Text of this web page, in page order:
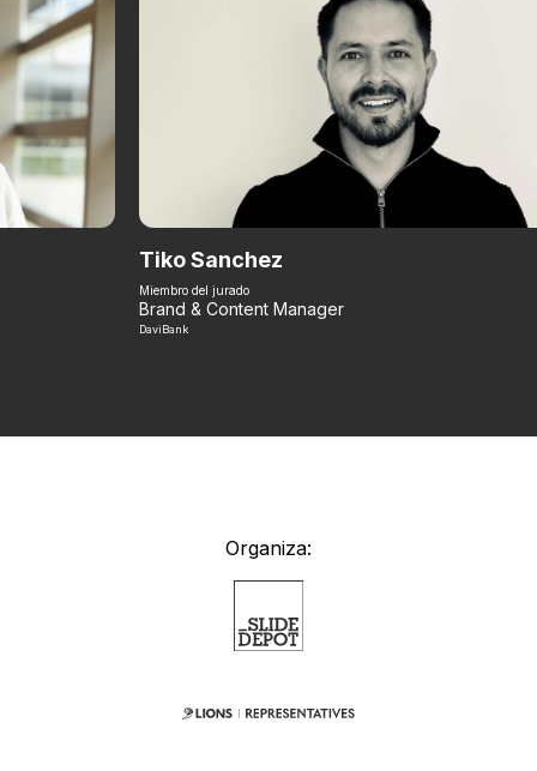
Tiko Sanchez
Miembro del jurado
Brand & Content Manager
DaviBank
Organiza: